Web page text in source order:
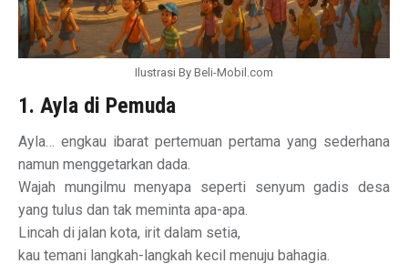
Ilustrasi By Beli-Mobil.com
1. Ayla di Pemuda
Ayla… engkau ibarat pertemuan pertama yang sederhana
namun menggetarkan dada.
Wajah mungilmu menyapa seperti senyum gadis desa
yang tulus dan tak meminta apa-apa.
Lincah di jalan kota, irit dalam setia,
kau temani langkah-langkah kecil menuju bahagia.